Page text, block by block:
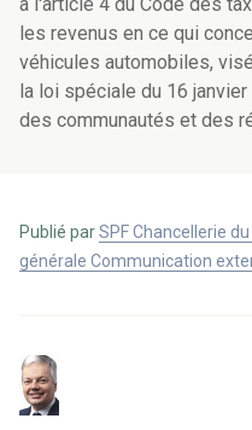
les revenus en ce qui
véhicules automobiles,
la loi spéciale du 16
des communautés et des
Publié parSPF Chancellerie
générale Communication